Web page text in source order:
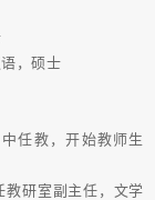
，硕士
任教，开始教师生
教研室副主任，文学